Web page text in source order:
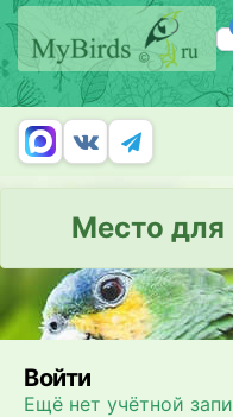
Место
Войти
Ещё нет учётной